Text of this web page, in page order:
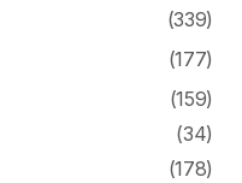
(339)
(177)
(159)
(34)
(178)